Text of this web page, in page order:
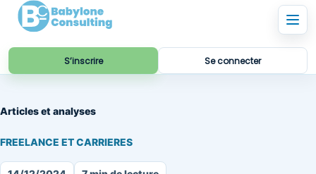
S’inscrire Se connecter
Articles et analyses
FREELANCE ET CARRIERES